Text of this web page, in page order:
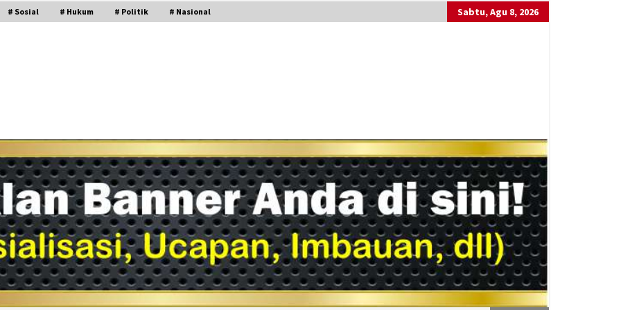
# Sosial # Hukum # Politik # Nasional Sabtu, Agu 8, 2026